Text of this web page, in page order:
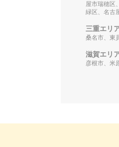
屋市瑞穂区
緑区、名古
三重エリ
桑名市、東
滋賀エリ
彦根市、米